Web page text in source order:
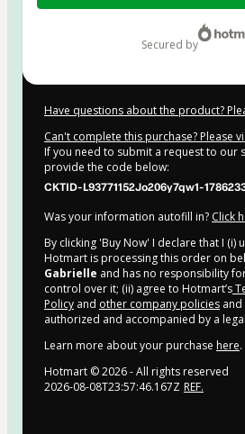
$9.00
secured by
Have questions about the product?
Can't complete this purchase? Please
If you need to submit a request to our
provide the code below:
CKTID-L93771152Jo206y7qw1-
Was your information autofill in? Click
By clicking 'Buy Now' I declare that I (i)
Hotmart is processing this order on
Gabrielle and has no responsibility
control over it; (ii) agree to Hotmart’s
Policy and other company policies and
authorized and accompanied by a
Learn more about your purchase here.
Hotmart ©2026- All rights reserved
2026-08-08T23:57:46.167Z REF.